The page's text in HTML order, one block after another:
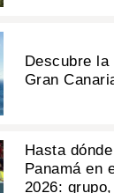
Descubre la
Gran
Hasta
Panamá en
2026: